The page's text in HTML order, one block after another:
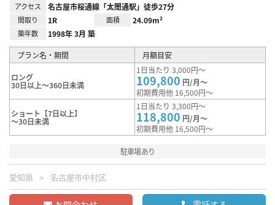
アクセス 名古屋市桜通線「太閤通駅」徒歩27分
間取り 1R 面積 24.09m²
築年数 1998年 3月 築
プラン名・期間 月額目安
ロング
30日以上～360日未満
1日当たり 3,000円～
109,800 円/月～
初期費用他 16,500円～
ショート【7日以上】
～30日未満
1日当たり 3,300円～
118,800 円/月～
初期費用他 16,500円～
駐車場あり
愛知県 名古屋市中村区